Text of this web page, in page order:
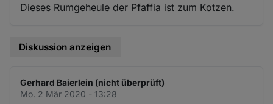
Dieses Rumgeheule der Pfaffia ist zum Kotzen.
Diskussion anzeigen
Gerhard Baierlein (nicht überprüft)
Mo. 2 Mär 2020 - 13:28